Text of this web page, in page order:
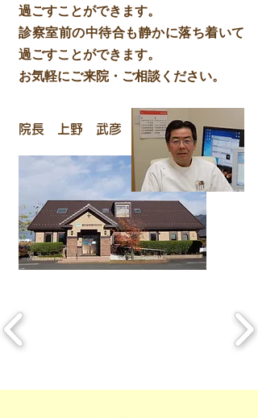
過ごすことができます。
診察室前の中待合も静かに落ち着いて
過ごすことができます。
お気軽にご来院・ご相談ください。
​院長 上野 武彦